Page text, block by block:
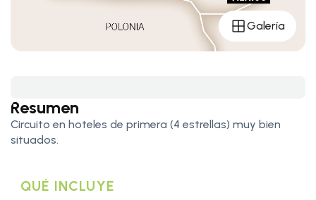
Galería
Resumen
Circuito en hoteles de primera (4 estrellas) muy bien
situados.
QUÉ INCLUYE